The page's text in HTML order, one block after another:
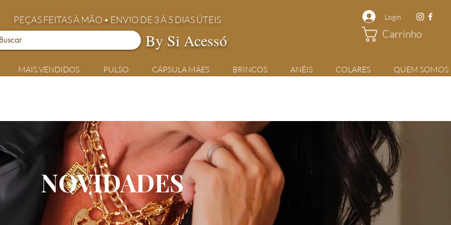
PEÇAS FEITAS À MÃO • ENVIO DE 3 À 5 DIAS ÚTEIS
By Si Acessórios
Login
Carrinho
MAIS VENDIDOS PULSO CÁPSULA MÃES BRINCOS ANÉIS COLARES QUEM SOMOS
NOVIDADES